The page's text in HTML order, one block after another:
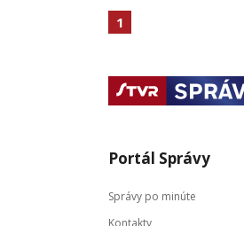
1
Portál Správy
Správy po minúte
Kontakty